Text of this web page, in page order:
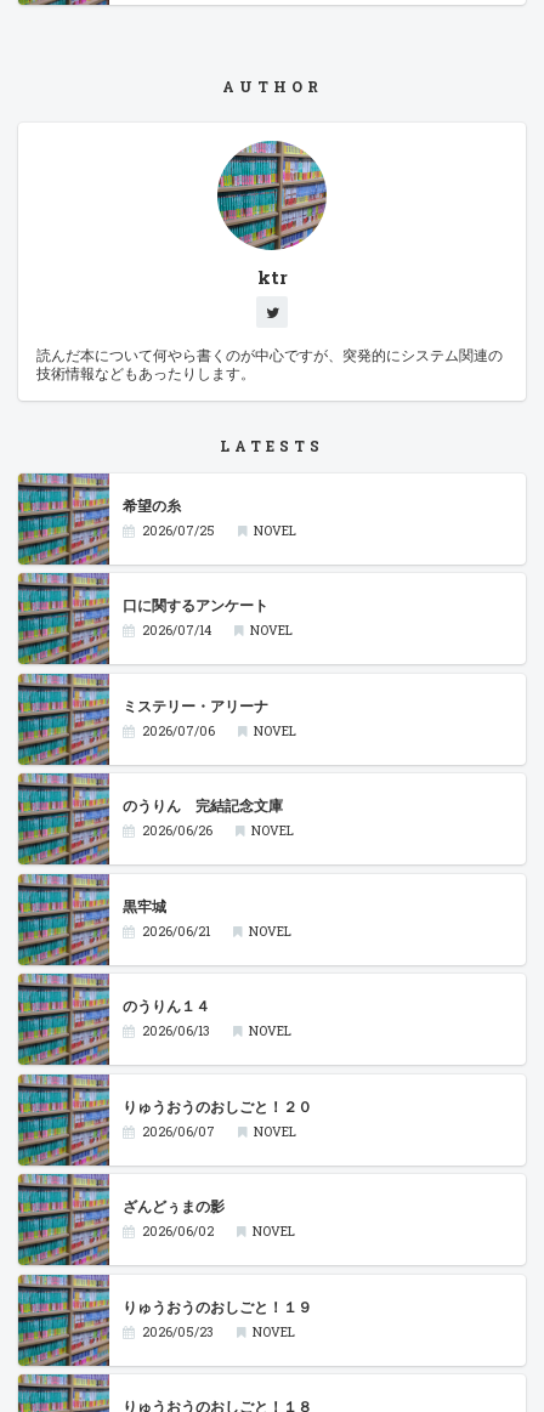
AUTHOR
ktr
読んだ本について何やら書くのが中心ですが、突発的にシステム関連の
技術情報などもあったりします。
LATESTS
希望の糸
2026/07/25 NOVEL
口に関するアンケート
2026/07/14 NOVEL
ミステリー・アリーナ
2026/07/06 NOVEL
のうりん 完結記念文庫
2026/06/26 NOVEL
黒牢城
2026/06/21 NOVEL
のうりん１４
2026/06/13 NOVEL
りゅうおうのおしごと！２０
2026/06/07 NOVEL
ざんどぅまの影
2026/06/02 NOVEL
りゅうおうのおしごと！１９
2026/05/23 NOVEL
りゅうおうのおしごと！１８